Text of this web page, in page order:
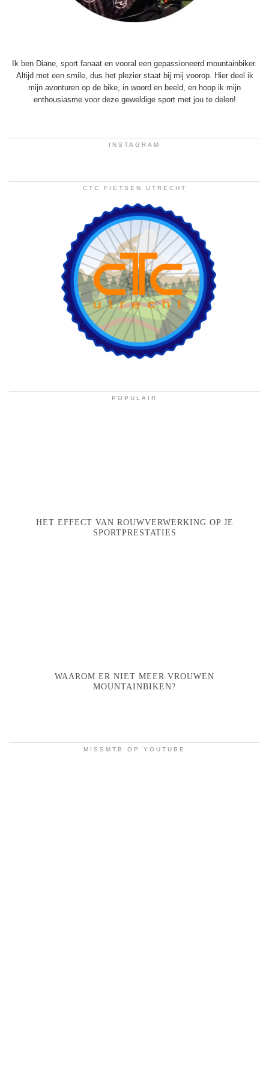
Ik ben Diane, sport fanaat en vooral een gepassioneerd mountainbiker.
Altijd met een smile, dus het plezier staat bij mij voorop. Hier deel ik
mijn avonturen op de bike, in woord en beeld, en hoop ik mijn
enthousiasme voor deze geweldige sport met jou te delen!
INSTAGRAM
CTC FIETSEN UTRECHT
POPULAIR
HET EFFECT VAN ROUWVERWERKING OP JE
SPORTPRESTATIES
WAAROM ER NIET MEER VROUWEN
MOUNTAINBIKEN?
MISSMTB OP YOUTUBE